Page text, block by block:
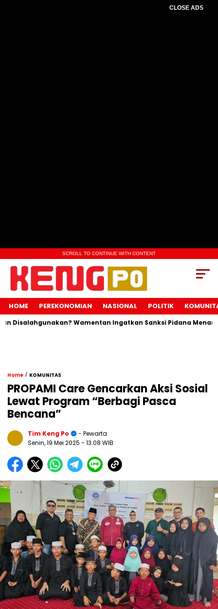
CLOSE ADS
SCROLL TO CONTINUE WITH CONTENT
HOME PEREKONOMIAN NASIONAL POLITIK
Wamentan Ingatkan Sanksi Pidana Menanti
Home / KOMUNITAS
PROPAMI Care Gencarkan Aksi Sosial
Lewat Program “Berbagi Pasca
Bencana”
Tim Keng Po
- Pewarta
Senin, 19 Mei 2025 - 13:08 WIB